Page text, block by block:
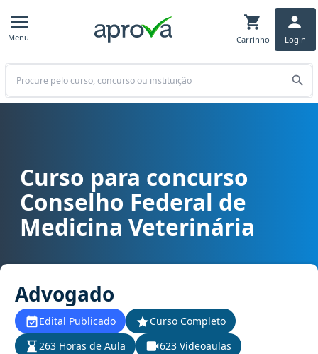
Menu Carrinho Login
Buscar
Curso para concurso CFMV - Conselho Federal de Medicina
Curso para concurso
Conselho Federal de
Medicina Veterinária
Advogado
Edital Publicado
Curso Completo
263 Horas de Aula
623 Videoaulas